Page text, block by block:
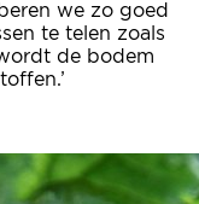
we zo goed
te telen zoals
de bodem